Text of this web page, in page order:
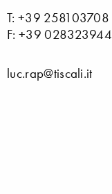
T: +39 258103708
F: +39 028323944
luc.rap@tiscali.it